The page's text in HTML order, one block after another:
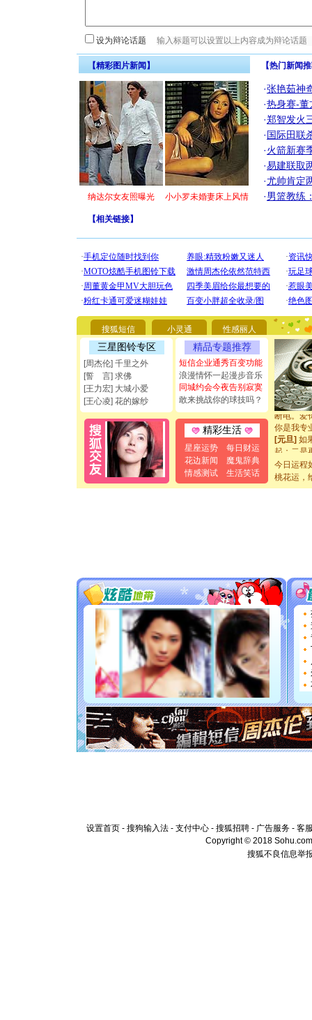
设为辩论话题
【精彩图片新闻】
纳达尔女友照曝光 小小罗未婚妻床上风情
【热门新闻
·张艳茹神
·热身赛-董
·郑智发火
·国际田联
·火箭新赛
·易建联取
·尤帅肯定
·男篮教练
【相关链接】
搜狐短信 小灵通 性感丽人
三星图铃专区
[周杰伦] 千里之外
[誓 言] 求佛
[王力宏] 大城小爱
[王心凌] 花的嫁纱
精品专题推荐
短信企业通秀百变功能
浪漫情怀一起漫步音乐
同城约会今夜告别寂寞
敢来挑战你的球技吗？
精彩生活
星座运势
每日财运
花边新闻
魔鬼辞典
情感测试
生活笑话
[圣诞节]
你太多，
要平安
[圣诞节]
能正大光
都要快乐
[圣诞节]
如意,快
[元旦]看
断电。爱
你是我专
[元旦] 如
起；二是
离。水晶
[元旦]当
泣，这痛
[圣诞节]
你太多
要平安
[圣诞节]
能正大
都要快乐
[圣诞节]
如意,快
[元旦]
看
断电。
你是我
[元旦]如
起；二是
离。水晶
[元旦]当
片叶子是
送你一棵
今日运程
桃花运，
设置首页 - 搜狗输入法 - 支付中心 - 搜狐招聘 - 广告服务 - 客
Copyright © 2018
搜狐不良信息举